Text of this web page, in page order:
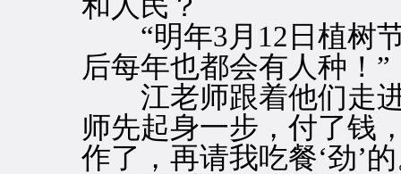
“明年3月12日植树节
后每年也都会有人种！”
江老师跟着他们走进
师先起身一步，付了钱
作了，再请我吃餐‘劲’